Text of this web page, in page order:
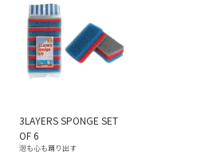
3LAYERS SPONGE SET
OF 6
泡も心も踊り出す